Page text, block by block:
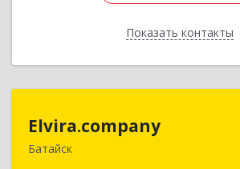
Показать контакты
Назад
Elvira.company
Батайск